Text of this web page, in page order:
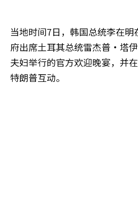
当地时间7日，韩国总统李在
府出席土耳其总统雷杰普·塔
夫妇举行的官方欢迎晚宴，并
特朗普互动。